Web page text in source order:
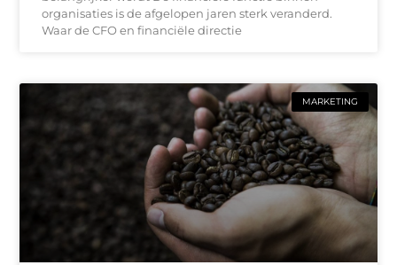
organisaties is de afgelopen jaren sterk veranderd.
Waar de CFO en financiële directie
MARKETING